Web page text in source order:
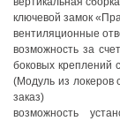
ключевой замок
вентиляционные
возможность за
боковых креплений
(Модуль из локеров
заказ)
возможность